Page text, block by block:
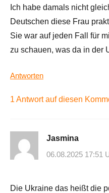
Ich habe damals nicht
Deutschen diese Frau
Sie war auf jeden Fall für
zu schauen, was da in der
Antworten
1 Antwort auf diesen
Jasmina
06.08.2025 17:51
Die Ukraine das heißt die